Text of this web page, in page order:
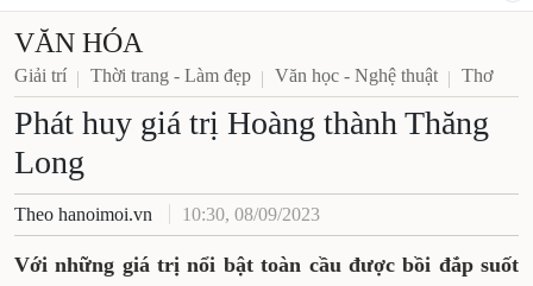
VĂN HÓA
Giải trí Thời trang - Làm đẹp Văn học - Nghệ thuật Thơ
Phát huy giá trị Hoàng thành Thăng
Long
Theo hanoimoi.vn 10:30, 08/09/2023
Với những giá trị nổi bật toàn cầu được bồi đắp suốt